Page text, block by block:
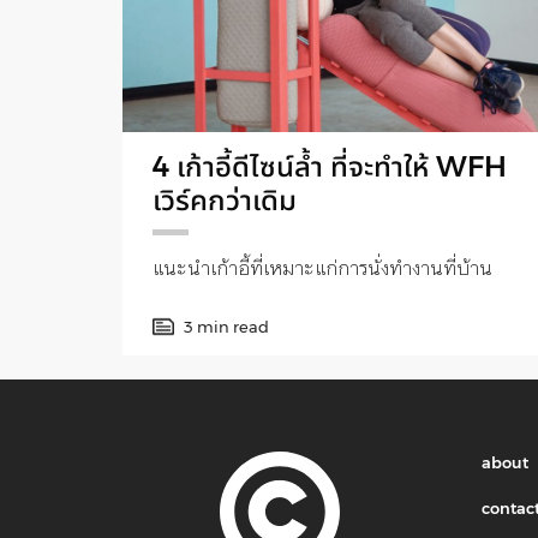
4 เก้าอี้ดีไซน์ล้ำ ที่จะทำให้ WFH
เวิร์คกว่าเดิม
แนะนำเก้าอี้ที่เหมาะแก่การนั่งทำงานที่บ้าน
3 min read
about